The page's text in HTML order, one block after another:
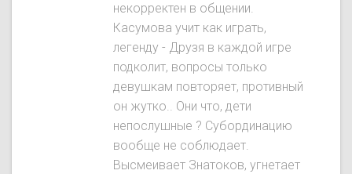
некорректен в общении.
Касумова учит как играть,
легенду - Друзя в каждой игре
подколит, вопросы только
девушкам повторяет, противный
он жутко.. Они что, дети
непослушные ? Субординацию
вообще не соблюдает.
Высмеивает Знатокoв, угнетает